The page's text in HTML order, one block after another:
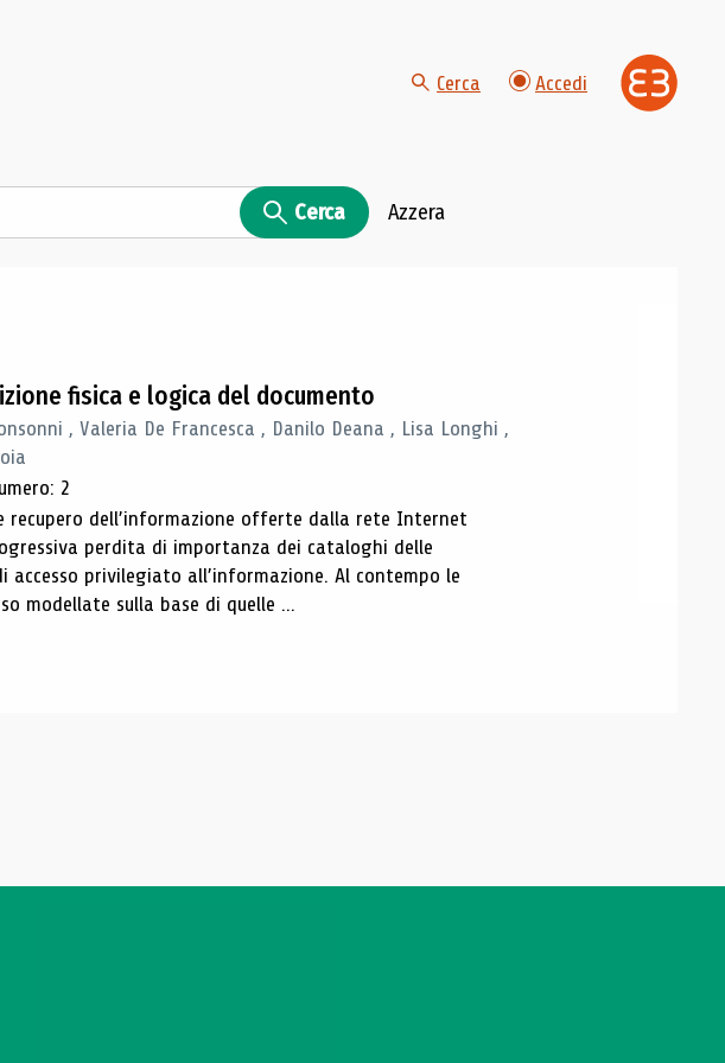
Cerca Accedi
Cerca Azzera
fisica e logica del documento
, Valeria De Francesca , Danilo Deana , Lisa Longhi ,
2
recupero dell’informazione offerte dalla rete Internet
perdita di importanza dei cataloghi delle
accesso privilegiato all’informazione. Al contempo le
modellate sulla base di quelle ...